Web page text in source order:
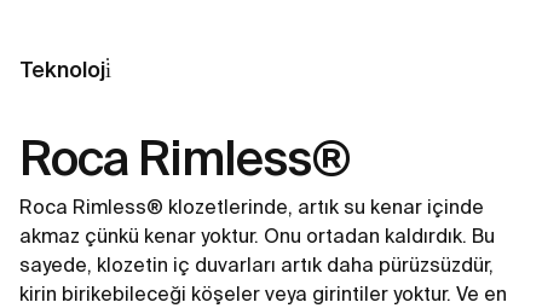
Teknoloji̇
Roca Rimless®
Roca Rimless® klozetlerinde, artık su kenar içinde
akmaz çünkü kenar yoktur. Onu ortadan kaldırdık. Bu
sayede, klozetin iç duvarları artık daha pürüzsüzdür,
kirin birikebileceği köşeler veya girintiler yoktur. Ve en